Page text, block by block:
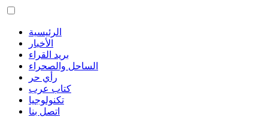
الرئيسية
الأخبار
بريد القراء
الساحل والصحراء
رأي حر
كتاب عرب
تكنولوجيا
اتصل بنا